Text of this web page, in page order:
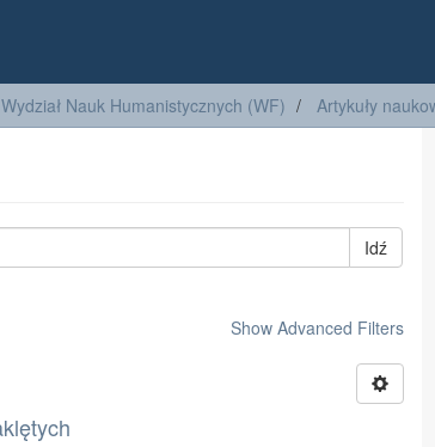
Wydział Nauk Humanistycznych (WF) Artykuły
Idź
Show Advanced Filters